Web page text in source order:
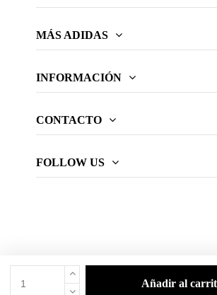
añadir al
MÁS ADIDAS
INFORMACIÓN
CONTACTO
FOLLOW US